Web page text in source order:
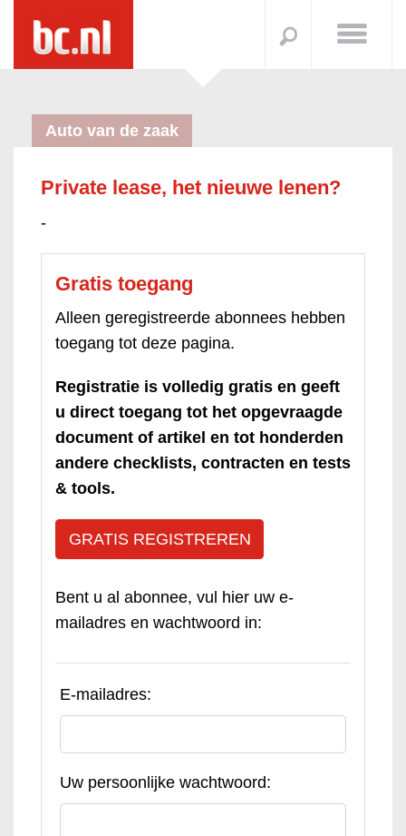
Auto van de zaak
Private lease, het nieuwe lenen?
-
Gratis toegang
Alleen geregistreerde abonnees hebben
toegang tot deze pagina.
Registratie is volledig gratis en geeft
u direct toegang tot het opgevraagde
document of artikel en tot honderden
andere checklists, contracten en tests
& tools.
GRATIS REGISTREREN
Bent u al abonnee, vul hier uw e-
mailadres en wachtwoord in:
E-mailadres:
Uw persoonlijke wachtwoord: